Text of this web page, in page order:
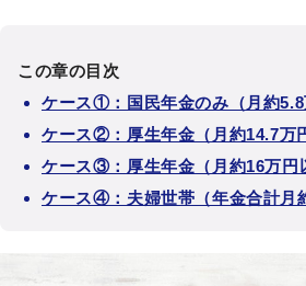
この章の目次
ケース①：国民年金のみ（月約
ケース②：厚生年金（月約14.7万
ケース③：厚生年金（月約16万円
ケース④：夫婦世帯（年金合計月